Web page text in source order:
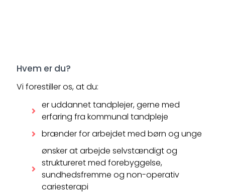
Hvem er du?
Vi forestiller os, at du:
er uddannet tandplejer, gerne med
erfaring fra kommunal tandpleje
brænder for arbejdet med børn og unge
ønsker at arbejde selvstændigt og
struktureret med forebyggelse,
sundhedsfremme og non-operativ
cariesterapi